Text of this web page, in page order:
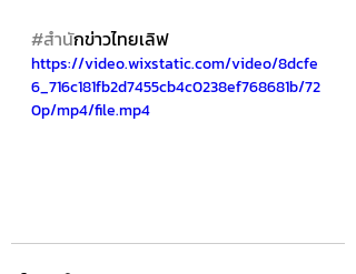
#สำนักข่าวไทยเลิฟ
https://video.wixstatic.com/video/8dcfe
6_716c181fb2d7455cb4c0238ef768681b/72
0p/mp4/file.mp4